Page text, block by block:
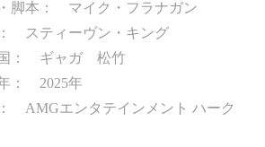
脚本： マイク・フラナガン
スティーヴン・キング
： ギャガ 松竹
： 2025年
AMGエンタテインメント ハーク